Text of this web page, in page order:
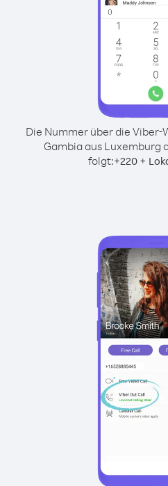
Die Nummer über die
Gambia aus Luxemburg
folgt:+220 +